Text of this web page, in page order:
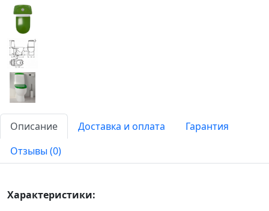
Описание Доставка и оплата
Гарантия
Отзывы (0)
Характеристики: